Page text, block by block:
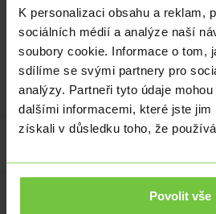
K personalizaci obsahu a reklam,
sociálních médií a analýze naší
soubory cookie. Informace o tom,
sdílíme se svými partnery pro
analýzy. Partneři tyto údaje
dalšími informacemi, které jste jim
získali v důsledku toho, že
Povolit vše
Zásadní novinkou v oblasti rodinného
rozvodového řízení. Od roku 2025
rozpadu manželství, čímž se celý
navíc nebudou muset zabývat zvlášť
opatrovnické a rozvodové řízení se
znamená menší administrativní zátěž a
jsou šetrnější k dětem.
Další klíčovou změnou je úplný zákaz
jaké už dnes existuje ve školách či ve
se mohou objevit otázky ohledně
cílem úpravy je prevence a moderní